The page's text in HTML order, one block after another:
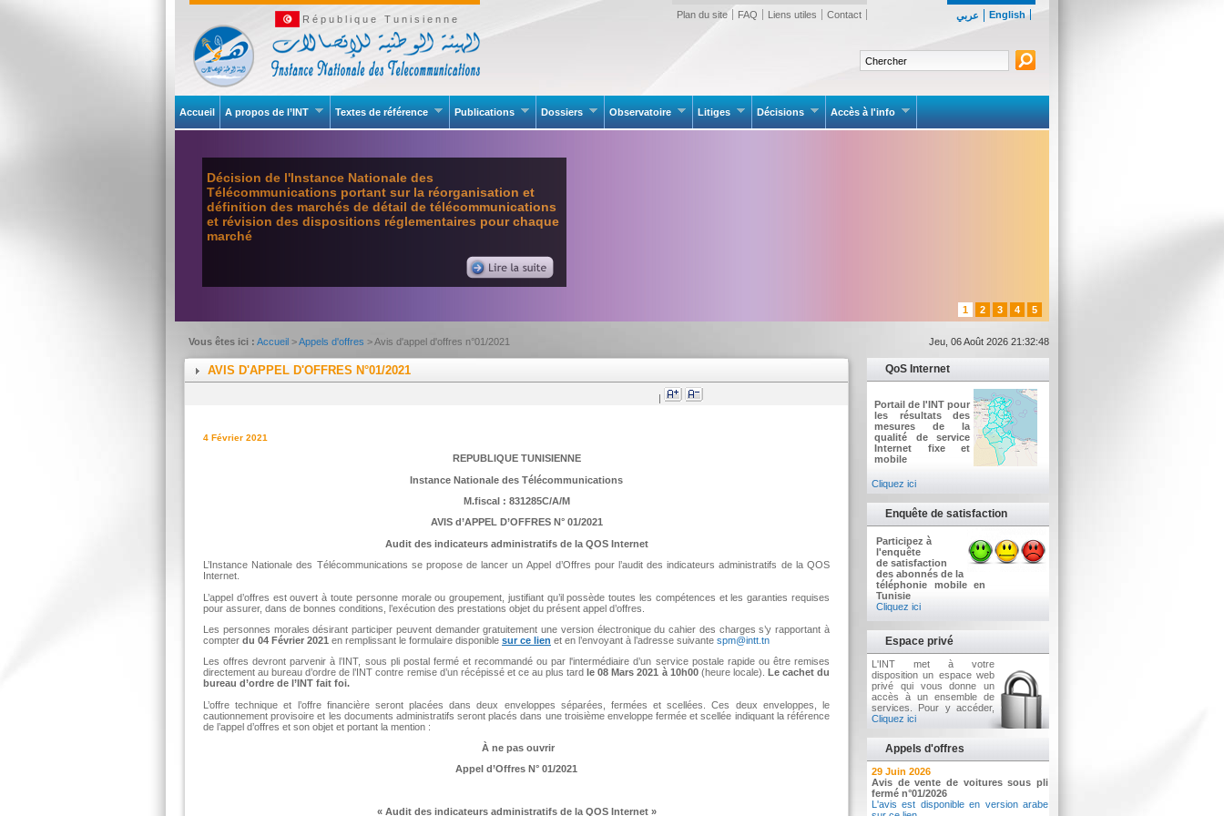
عربي English
Contact
Liens utiles
FAQ
Plan du site
République Tunisienne
Accueil A propos de l’INT Textes de référence Publications Dossiers Observatoire Litiges Décisions Accès à l'info
Décision de l'Instance Nationale des
Télécommunications portant sur la réorganisation et
définition des marchés de détail de télécommunications
et révision des dispositions réglementaires pour chaque
marché
1 2 3 4 5
Vous êtes ici : Accueil >Appels d'offres > Avis d'appel d'offres n°01/2021 Jeu, 06 Août 2026 21:32:48
QoS Internet
Portail de l'INT pour
les résultats des
mesures de la
qualité de service
Internet fixe et
mobile
Cliquez ici
Enquête de satisfaction
Participez à
l'enquête
de satisfaction
des abonnés de la
téléphonie mobile en
Tunisie
Cliquez ici
Espace privé
L'INT met à votre
disposition un espace web
privé qui vous donne un
accès à un ensemble de
services. Pour y accéder,
Cliquez ici
Appels d'offres
2 Juillet 2026
Avis d'appel d'offres n°3/2026
Acquisition d’équipements informatiques
29 Juin 2026
Avis de vente de voitures sous pli
fermé n°01/2026
L'avis est disponible en version arabe
AVIS D'APPEL D'OFFRES N°01/2021
|
4 Février 2021
REPUBLIQUE TUNISIENNE
Instance Nationale des Télécommunications
M.fiscal : 831285C/A/M
AVIS d’APPEL D’OFFRES N° 01/2021
Audit des indicateurs administratifs de la QOS Internet
L’Instance Nationale des Télécommunications se propose de lancer un Appel d’Offres pour l’audit des indicateurs administratifs de la QOS
Internet.
L’appel d’offres est ouvert à toute personne morale ou groupement, justifiant qu’il possède toutes les compétences et les garanties requises
pour assurer, dans de bonnes conditions, l’exécution des prestations objet du présent appel d’offres.
Les personnes morales désirant participer peuvent demander gratuitement une version électronique du cahier des charges s’y rapportant à
compter du 04 Février 2021 en remplissant le formulaire disponible sur ce lien et en l’envoyant à l’adresse suivante spm@intt.tn
Les offres devront parvenir à l’INT, sous pli postal fermé et recommandé ou par l'intermédiaire d’un service postale rapide ou être remises
directement au bureau d’ordre de l’INT contre remise d’un récépissé et ce au plus tard le 08 Mars 2021 à 10h00(heure locale).
Le cachet du
bureau d’ordre de l’INT fait foi.
L’offre technique et l’offre financière seront placées dans deux enveloppes séparées, fermées et scellées. Ces deux enveloppes, le
cautionnement provisoire et les documents administratifs seront placés dans une troisième enveloppe fermée et scellée indiquant la référence
de l’appel d’offres et son objet et portant la mention :
À ne pas ouvrir
Appel d’Offres N° 01/2021
«Audit des indicateurs administratifs de la QOS Internet»